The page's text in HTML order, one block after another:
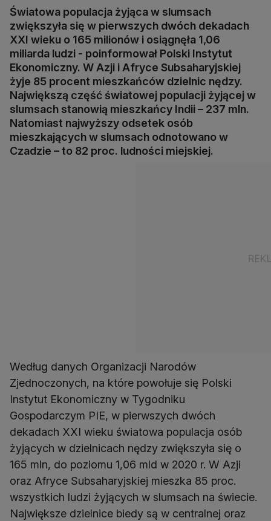
Światowa populacja żyjąca w slumsach
zwiększyła się w pierwszych dwóch dekadach
XXI wieku o 165 milionów i osiągnęła 1,06
miliarda ludzi - poinformował Polski Instytut
Ekonomiczny. W Azji i Afryce Subsaharyjskiej
żyje 85 procent mieszkańców dzielnic nędzy.
Największą część światowej populacji żyjącej w
slumsach stanowią mieszkańcy Indii – 237 mln.
Natomiast najwyższy odsetek osób
mieszkających w slumsach odnotowano w
Czadzie – to 82 proc. ludności miejskiej.
Według danych Organizacji Narodów
Zjednoczonych, na które powołuje się Polski
Instytut Ekonomiczny w Tygodniku
Gospodarczym PIE, w pierwszych dwóch
dekadach XXI wieku światowa populacja osób
żyjących w dzielnicach nędzy zwiększyła się o
165 mln, do poziomu 1,06 mld w 2020 r. W Azji
oraz Afryce Subsaharyjskiej mieszka 85 proc.
wszystkich ludzi żyjących w slumsach na świecie.
Największe dzielnice biedy są w centralnej oraz